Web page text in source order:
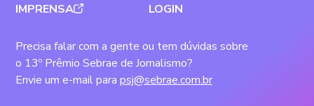
IMPRENSA
LOGIN
Precisa falar com a gente ou tem dúvidas sobre
o 13º Prêmio Sebrae de Jornalismo?
Envie um e-mail para psj@sebrae.com.br